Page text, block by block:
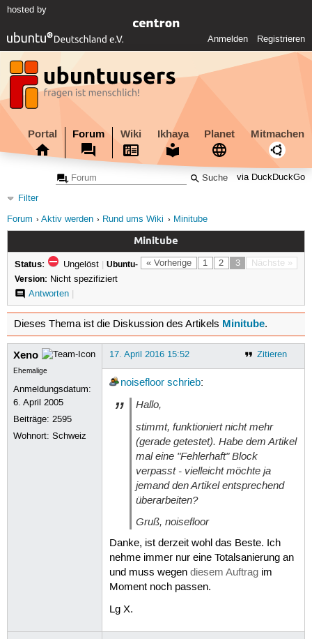
hosted by
Anmelden Registrieren
Portal Forum Wiki Ikhaya Planet Mitmachen
via DuckDuckGo
Filter
Forum
Aktiv werden Rund ums Wiki Minitube
Minitube
« Vorherige 1 2 3 Nächste »
Status: Ungelöst | Ubuntu-
Version: Nicht spezifiziert
Antworten|
Dieses Thema ist die Diskussion des Artikels Minitube.
Xeno
Ehemalige
Anmeldungsdatum:
6. April 2005
Beiträge:2595
Wohnort: Schweiz
Zitieren
17. April 2016 15:52
noisefloor schrieb:
Hallo,
stimmt, funktioniert nicht mehr
(gerade getestet). Habe dem Artikel
mal eine "Fehlerhaft" Block
verpasst - vielleicht möchte ja
jemand den Artikel entsprechend
überarbeiten?
Gruß, noisefloor
Danke, ist derzeit wohl das Beste. Ich
nehme immer nur eine Totalsanierung an
und muss wegen diesem Auftragim
Moment noch passen.
Lg X.